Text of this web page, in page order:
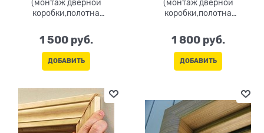
(монтаж дверной
коробки,полотна
1 500 руб.
ДОБАВИТЬ
(монтаж дверной
коробки,полотна
1 800 руб.
ДОБАВИТЬ